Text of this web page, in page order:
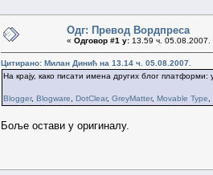
Одг: Превод Вордпреса
« Одговор #1 у: 13.59 ч. 05.08.2007.
Цитирано: Милан Динић на 13.14 ч. 05.08.2007.
На крају, како писати имена других блог
Blogger, Blogware DotClear, GreyMatter, Movable Type
Боље остави у оригиналу.